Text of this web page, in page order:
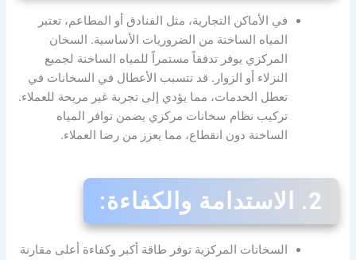
في الأماكن التجارية، مثل الفنادق أو المطاعم، تعتبر
المياه الساخنة من الضروريات الأساسية. السخان
المركزي يوفر تدفقاً مستمراً للمياه الساخنة لجميع
النزلاء أو الزوار. قد تتسبب الأعطال في السخانات في
تعطل الخدمات، مما يؤدي إلى تجربة غير مريحة للعملاء.
تركيب نظام سخانات مركزي يضمن توافر المياه
الساخنة دون انقطاع، مما يعزز من رضا العملاء.
2. الاستدامة والكفاءة:
السخانات المركزية توفر طاقة أكبر وكفاءة أعلى مقارنة